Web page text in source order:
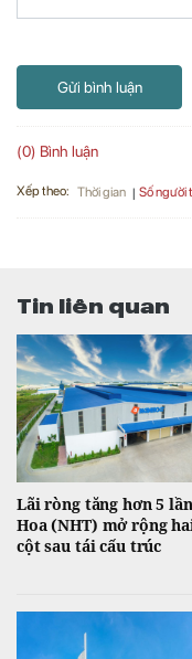
Gửi bình luận
(0) Bình luận
Xếp theo: Thời gian Số người
Tin liên quan
Lãi ròng tăng hơn 5
Hoa (NHT) mở rộng
cột sau tái cấu trúc